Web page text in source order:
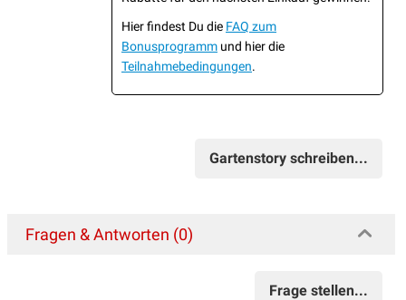
Hier findest Du die FAQ zum
Bonusprogramm und hier die
Teilnahmebedingungen.
Gartenstory schreiben...
Fragen & Antworten (0)
Frage stellen...